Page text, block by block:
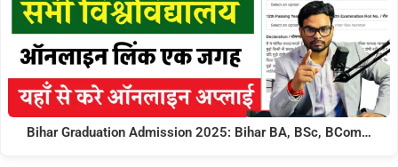
Bihar Graduation Admission 2025: Bihar BA, BSc, BCom…